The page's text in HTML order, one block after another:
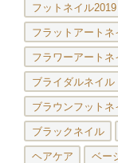
フットネイル2019
フラットアートネ
フラワーアートネ
ブライダルネイル
ブラウンフットネ
ブラックネイル
ヘアケア ベー